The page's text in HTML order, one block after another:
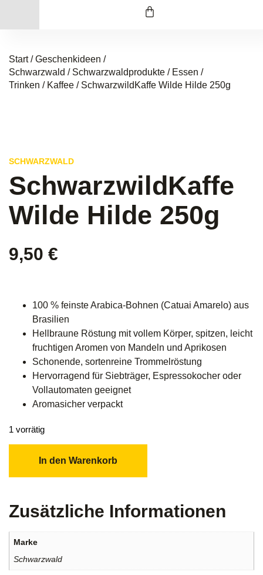
Start/Geschenkideen /
Schwarzwald / Schwarzwaldprodukte / Essen /
Trinken / Kaffee / SchwarzwildKaffe Wilde Hilde 250g
SCHWARZWALD
SchwarzwildKaffe
Wilde Hilde 250g
9,50 €
100 % feinste Arabica-Bohnen (Catuai Amarelo) aus
Brasilien
Hellbraune Röstung mit vollem Körper, spitzen, leicht
fruchtigen Aromen von Mandeln und Aprikosen
Schonende, sortenreine Trommelröstung
Hervorragend für Siebträger, Espressokocher oder
Vollautomaten geeignet
Aromasicher verpackt
1 vorrätig
In den Warenkorb
Zusätzliche Informationen
Marke
Schwarzwald